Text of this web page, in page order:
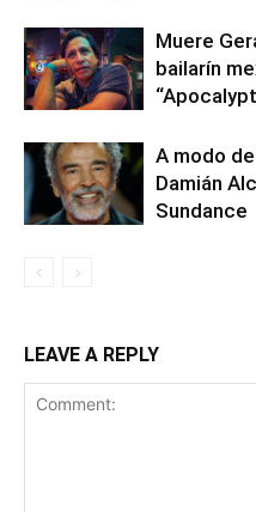
Muere
bailarín
A modo
Damián
Sundance
LEAVE A REPLY